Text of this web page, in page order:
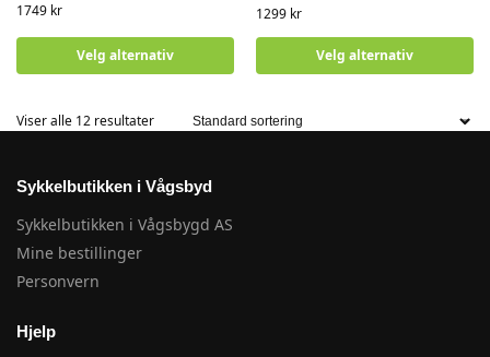
1749 kr
Velg alternativ
1299 kr
Velg alternativ
Viser alle 12 resultater
Sykkelbutikken i Vågsbyd
Sykkelbutikken i Vågsbygd AS
Mine bestillinger
Personvern
Hjelp